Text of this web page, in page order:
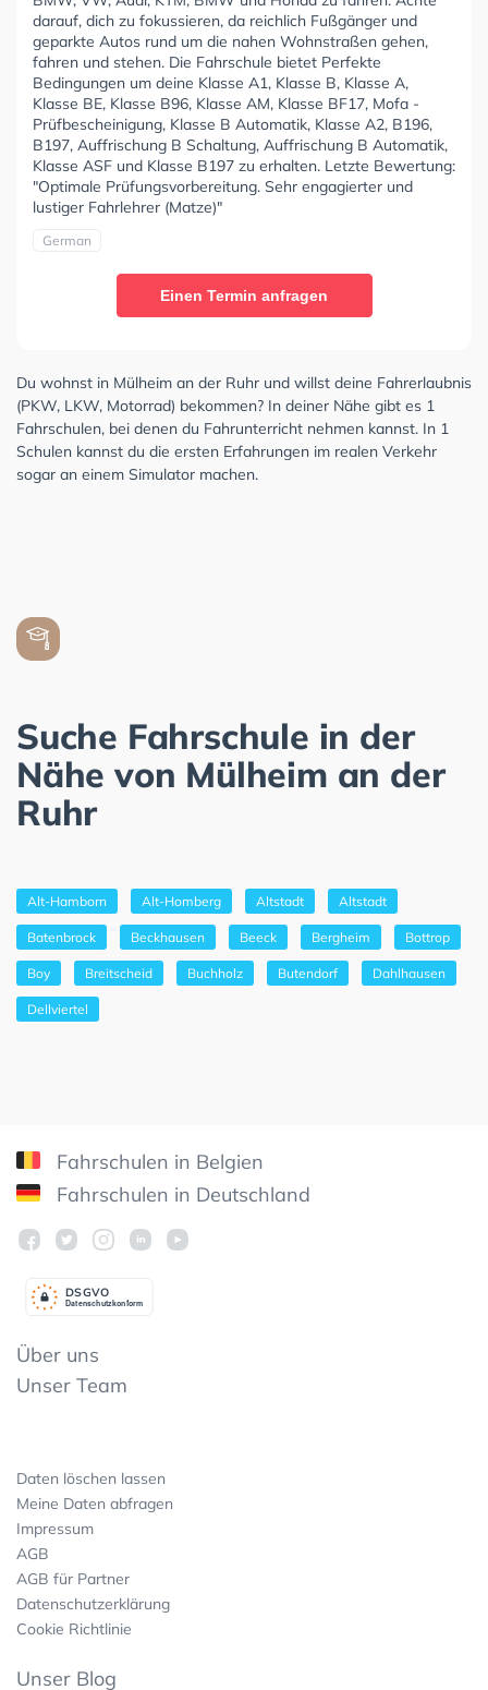
darauf, dich zu fokussieren, da reichlich Fußgänger und
geparkte Autos rund um die nahen Wohnstraßen gehen,
fahren und stehen. Die Fahrschule bietet Perfekte
Bedingungen um deine Klasse A1, Klasse B, Klasse A,
Klasse BE, Klasse B96, Klasse AM, Klasse BF17, Mofa -
Prüfbescheinigung, Klasse B Automatik, Klasse A2, B196,
B197, Auffrischung B Schaltung, Auffrischung B Automatik,
Klasse ASF und Klasse B197 zu erhalten. Letzte Bewertung:
"Optimale Prüfungsvorbereitung. Sehr engagierter und
lustiger Fahrlehrer (Matze)"
German
Einen Termin anfragen
Du wohnst in Mülheim an der Ruhr und willst deine Fahrerlaubnis
(PKW, LKW, Motorrad) bekommen? In deiner Nähe gibt es 1
Fahrschulen, bei denen du Fahrunterricht nehmen kannst. In 1
Schulen kannst du die ersten Erfahrungen im realen Verkehr
sogar an einem Simulator machen.
Suche Fahrschule in der
Nähe von Mülheim an der
Ruhr
Alt-Hamborn Alt-Homberg Altstadt Altstadt
Batenbrock Beckhausen Beeck Bergheim Bottrop
Boy Breitscheid Buchholz Butendorf Dahlhausen
Dellviertel
Fahrschulen in Belgien
Fahrschulen in Deutschland
Datenschutzkonform
DSGVO
Über uns
Unser Team
Daten löschen lassen
Meine Daten abfragen
Impressum
AGB
AGB für Partner
Datenschutzerklärung
Cookie Richtlinie
Unser Blog